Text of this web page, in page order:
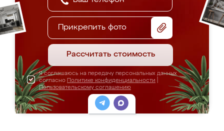
Прикрепить фото
Рассчитать стоимость
Я соглашаюсь на передачу персональных данных
согласно Политике конфиденциальности
Пользовательскому соглашению